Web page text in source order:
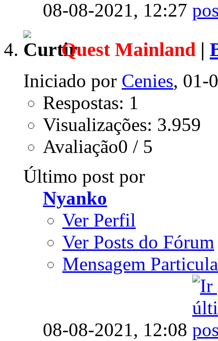
08-08-2021, 12:27
Quest Mainland |
Iniciado por Cenies, 01-
Respostas: 1
Visualizações: 3.959
Avaliação0 / 5
Último post por
Nyanko
Ver Perfil
Ver Posts do Fórum
Mensagem
08-08-2021, 12:08